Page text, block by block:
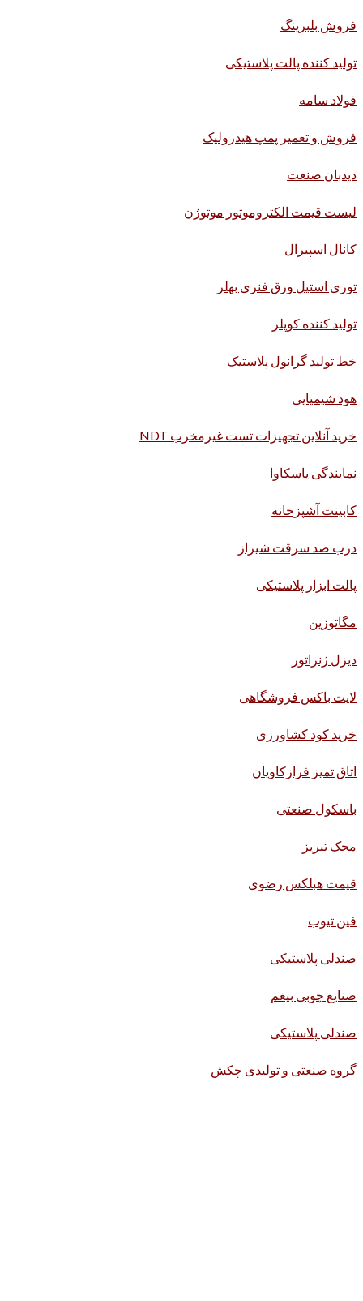
فروش بلبرینگ
تولید کننده پالت پلاستیکی
فولاد سامه
فروش و تعمیر پمپ هیدرولیک
دیدبان صنعت
لیست قیمت الکتروموتور موتوژن
کانال اسپیرال
توری استیل ورق فنری بهلر
تولید کننده کوپلر
خط تولید گرانول پلاستیک
هود شیمیایی
خرید آنلاین تجهیزات تست غیرمخرب NDT
نمایندگی یاسکاوا
کابینت آشپزخانه
درب ضد سرقت شیراز
پالت ابزار پلاستیکی
مگاتوزین
دیزل ژنراتور
لایت باکس فروشگاهی
خرید کود کشاورزی
اتاق تمیز فرازکاویان
باسکول صنعتی
محک تبریز
قیمت هبلکس رضوی
فین تیوب
صندلی پلاستیکی
صنایع چوبی بیغم
صندلی پلاستیکی
گروه صنعتی و تولیدی چکش